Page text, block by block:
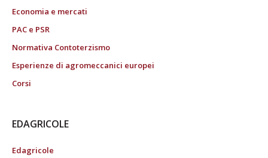
Economia e mercati
PAC e PSR
Normativa Contoterzismo
Esperienze di agromeccanici europei
Corsi
EDAGRICOLE
Edagricole